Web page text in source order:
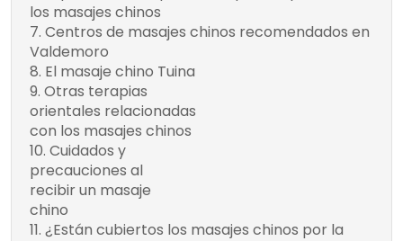
los masajes chinos
Centros de masajes chinos recomendados en
Valdemoro
El masaje chino Tuina
Otras terapias
orientales relacionadas
con los masajes chinos
Cuidados y
precauciones al
recibir un masaje
chino
¿Están cubiertos los masajes chinos por la